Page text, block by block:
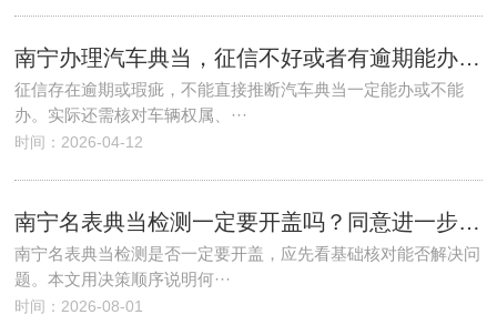
南宁办理汽车典当，征信不好或者有逾期能办吗？
征信存在逾期或瑕疵，不能直接推断汽车典当一定能办或不能
办。实际还需核对车辆权属、···
时间：2026-04-12
南宁名表典当检测一定要开盖吗？同意进一步核验前后怎样留记录
南宁名表典当检测是否一定要开盖，应先看基础核对能否解决问
题。本文用决策顺序说明何···
时间：2026-08-01